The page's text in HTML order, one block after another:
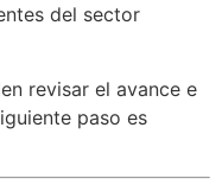
del sector
revisar el avance e
paso es